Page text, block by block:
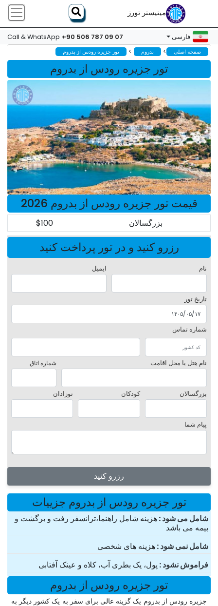
مینیستر تورز
فارسی Call & WhatsApp +90 506 787 09 07
صفحه اصلی > بدروم > تور جزیره رودس از بدروم
تور جزیره رودس از بدروم
قیمت تور جزیره رودس از بدروم 2026
بزرگسالان $100
رزرو کنید و در تور پرداخت کنید
نام ایمیل
تاریخ تور
شماره تماس
نام هتل یا محل اقامت شماره اتاق
بزرگسالان کودکان نوزادان
پیام شما
رزرو کنید
تور جزیره رودس از بدروم جزییات
شامل می شود هزینه شامل راهنما،ترانسفر رفت و برگشت و
بیمه می باشد
شامل نمی شود هزینه های شخصی
فراموش نشود پول، یک بطری آب، کلاه و عینک آفتابی
تور جزیره رودس از بدروم
جزیره رودس از بدروم یک گزینه عالی برای سفر به یک کشور دیگر به